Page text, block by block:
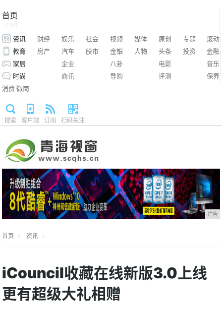
首页
HOME
资讯 财经 娱乐 社会 视频 媒体 原创 专题
滚动
教育
房产 汽车 股市 金银 人物 头条 投资
金融
家居
企业 八卦 电影
音乐
时尚
商讯 导购 评测
保养
消费 微商
搜索 客户端 订阅 扫码关注
广告
首页 资讯
iCouncil收藏在线新版3.0上线
更有超级大礼相赠